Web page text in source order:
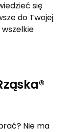
się
do Twojej
Nie ma